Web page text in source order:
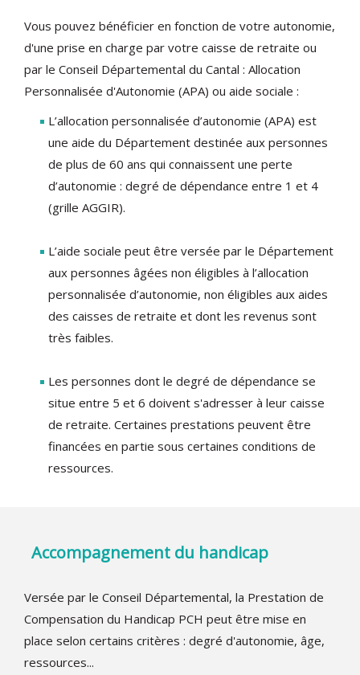
Vous pouvez bénéficier en fonction de votre autonomie,
d'une prise en charge par votre caisse de retraite ou
par le Conseil Départemental du Cantal : Allocation
Personnalisée d'Autonomie (APA) ou aide sociale :
L’allocation personnalisée d’autonomie (APA) est
une aide du Département destinée aux personnes
de plus de 60 ans qui connaissent une perte
d’autonomie : degré de dépendance entre 1 et 4
(grille AGGIR).
L’aide sociale peut être versée par le Département
aux personnes âgées non éligibles à l’allocation
personnalisée d’autonomie, non éligibles aux aides
des caisses de retraite et dont les revenus sont
très faibles.
Les personnes dont le degré de dépendance se
situe entre 5 et 6 doivent s'adresser à leur caisse
de retraite. Certaines prestations peuvent être
financées en partie sous certaines conditions de
ressources.
Accompagnement du handicap
Versée par le Conseil Départemental, la Prestation de
Compensation du Handicap PCH peut être mise en
place selon certains critères : degré d'autonomie, âge,
ressources...